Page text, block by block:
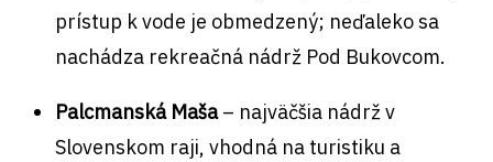
prístup k vode je obmedzený; neďaleko sa
nachádza rekreačná nádrž Pod Bukovcom.
Palcmanská Maša– najväčšia nádrž v
Slovenskom raji, vhodná na turistiku a